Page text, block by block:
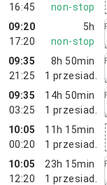
16:45
non-stop
09:20
17:20
5h
non-stop
09:35
21:25
8h 50min
1 przesiad.
09:35
03:25
14h 50min
1 przesiad.
10:05
00:20
11h 15min
1 przesiad.
10:05
12:20
23h 15min
1 przesiad.